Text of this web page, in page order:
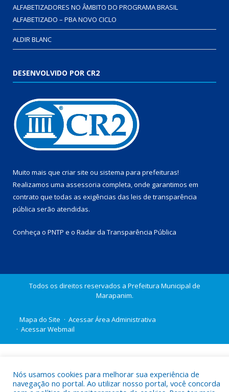
ALFABETIZADORES NO ÂMBITO DO PROGRAMA BRASIL
ALFABETIZADO – PBA NOVO CICLO
ALDIR BLANC
DESENVOLVIDO POR CR2
Muito mais que criar site ou sistema para prefeituras!
Realizamos uma assessoria completa, onde garantimos em
contrato que todas as exigências das leis de transparência
pública serão atendidas.
Conheça o PNTP e o Radar da Transparência Pública
Todos os direitos reservados a Prefeitura Municipal de
Marapanim.
Mapa do Site
Acessar Área Administrativa
Acessar Webmail
Nós usamos cookies para melhorar sua experiência de
navegação no portal. Ao utilizar nosso portal, você concorda